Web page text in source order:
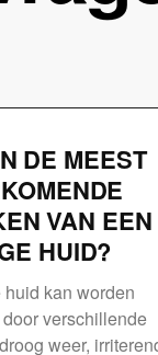
DE MEEST
VAN EEN
HUID?
huid kan worden
verschillende
weer,